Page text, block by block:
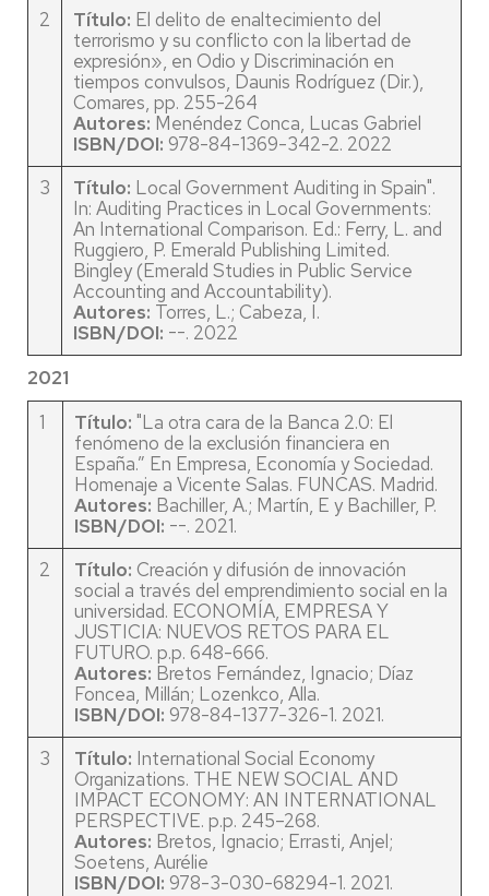
2
Título: El delito de enaltecimiento del
terrorismo y su conflicto con la libertad de
expresión», en Odio y Discriminación en
tiempos convulsos, Daunis Rodríguez (Dir.),
Comares, pp. 255-264
Autores: Menéndez Conca, Lucas Gabriel
ISBN/DOI: 978-84-1369-342-2. 2022
3
Título: Local Government Auditing in Spain".
In: Auditing Practices in Local Governments:
An International Comparison. Ed.: Ferry, L. and
Ruggiero, P. Emerald Publishing Limited.
Bingley (Emerald Studies in Public Service
Accounting and Accountability).
Autores: Torres, L.; Cabeza, I.
ISBN/DOI: --. 2022
2021
1
Título: "La otra cara de la Banca 2.0: El
fenómeno de la exclusión financiera en
España.” En Empresa, Economía y Sociedad.
Homenaje a Vicente Salas. FUNCAS. Madrid.
Autores: Bachiller, A.; Martín, E y Bachiller, P.
ISBN/DOI: --. 2021.
2
Título: Creación y difusión de innovación
social a través del emprendimiento social en la
universidad. ECONOMÍA, EMPRESA Y
JUSTICIA: NUEVOS RETOS PARA EL
FUTURO. p.p. 648-666.
Autores: Bretos Fernández, Ignacio; Díaz
Foncea, Millán; Lozenkco, Alla.
ISBN/DOI: 978-84-1377-326-1. 2021.
3
Título: International Social Economy
Organizations. THE NEW SOCIAL AND
IMPACT ECONOMY: AN INTERNATIONAL
PERSPECTIVE. p.p. 245–268.
Autores: Bretos, Ignacio; Errasti, Anjel;
Soetens, Aurélie
ISBN/DOI: 978-3-030-68294-1. 2021.